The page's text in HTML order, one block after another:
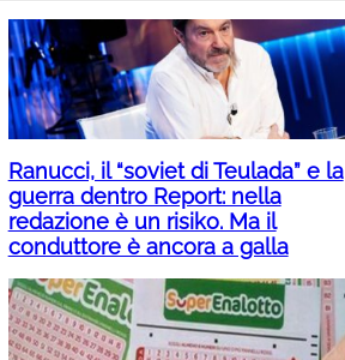
Ranucci, il “soviet di Teulada” e la
guerra dentro Report: nella
redazione è un risiko. Ma il
conduttore è ancora a galla